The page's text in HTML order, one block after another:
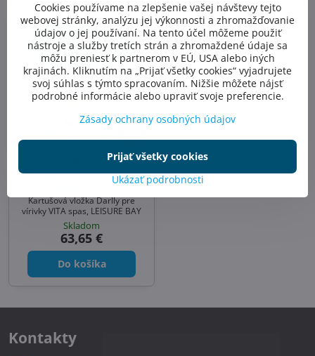
Filter Darlly do vírivky
VITA SPAS: SC711
Kartušová vložka Darlly pre
vírivky VITA spas, LEISURE BAY
Skladom
63,65 €
Do košíka
Kontakty
Cookies používame na zlepšenie vašej návštevy tejto
webovej stránky, analýzu jej výkonnosti a zhromažďovanie
údajov o jej používaní. Na tento účel môžeme použiť
nástroje a služby tretích strán a zhromaždené údaje sa
môžu preniesť k partnerom v EÚ, USA alebo iných
krajinách. Kliknutím na „Prijať všetky cookies“ vyjadrujete
svoj súhlas s týmto spracovaním. Nižšie môžete nájsť
podrobné informácie alebo upraviť svoje preferencie.
Zásady ochrany osobných údajov
Ukázať podrobnosti
Prijať všetky cookies